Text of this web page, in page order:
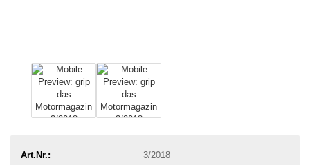
Art.Nr.:
3/2018